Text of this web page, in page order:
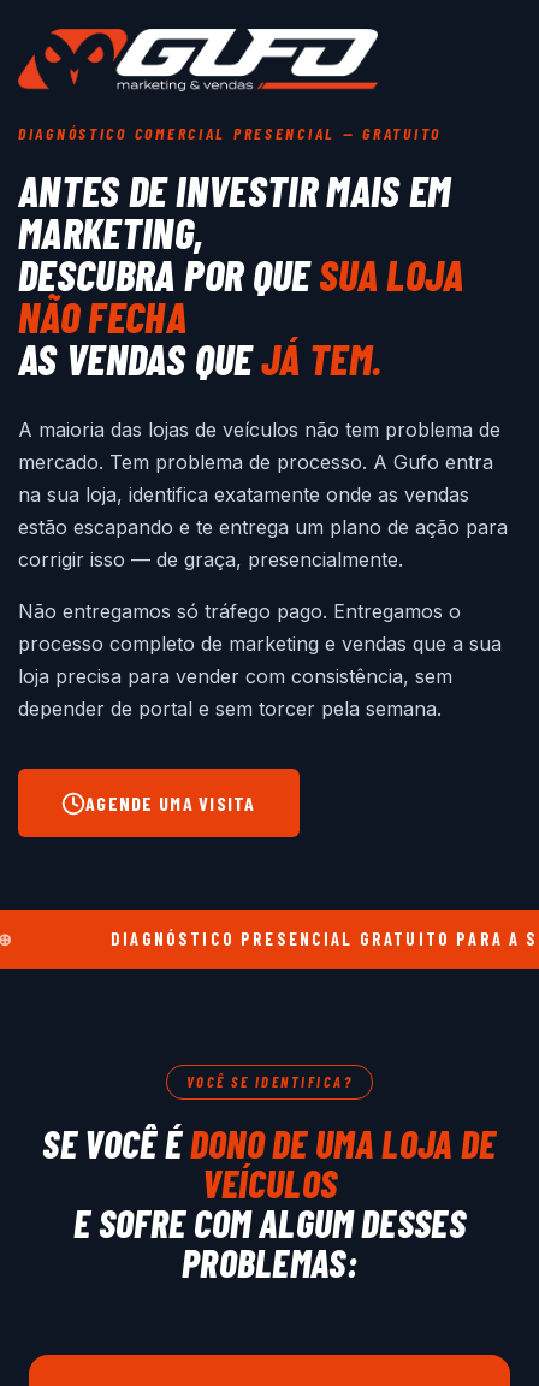
DIAGNÓSTICO COMERCIAL PRESENCIAL — GRATUITO
ANTES DE INVESTIR MAIS EM
MARKETING,
DESCUBRA POR QUESUA LOJA
NÃO FECHA
AS VENDAS QUEJÁ TEM.
A maioria das lojas de veículos não tem problema de
mercado. Tem problema de processo. A Gufo entra
na sua loja, identifica exatamente onde as vendas
estão escapando e te entrega um plano de ação para
corrigir isso — de graça, presencialmente.
Não entregamos só tráfego pago. Entregamos o
processo completo de marketing e vendas que a sua
loja precisa para vender com consistência, sem
depender de portal e sem torcer pela semana.
AGENDE UMA VISITA
DIAGNÓSTICO PRESENCIAL GRATUITO PARA A SUA LOJA
VOCÊ SE IDENTIFICA?
SE VOCÊ ÉDONO DE UMA LOJA DE
VEÍCULOS
E SOFRE COM ALGUM DESSES
PROBLEMAS: